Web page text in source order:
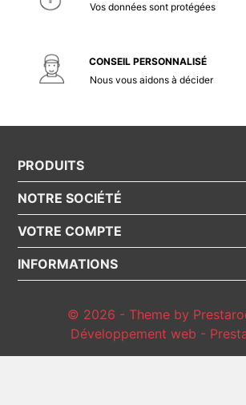
Vos données sont protégées
CONSEIL PERSONNALISÉ
Nous vous aidons à décider
PRODUITS
NOTRE SOCIÉTÉ
VOTRE COMPTE
INFORMATIONS
© 2026 - Theme by
Développement web -